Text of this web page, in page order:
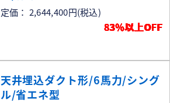
定価： 2,644,400円(税込)
83％以上OFF
天井埋込ダクト形/6馬力/シング
ル/省エネ型